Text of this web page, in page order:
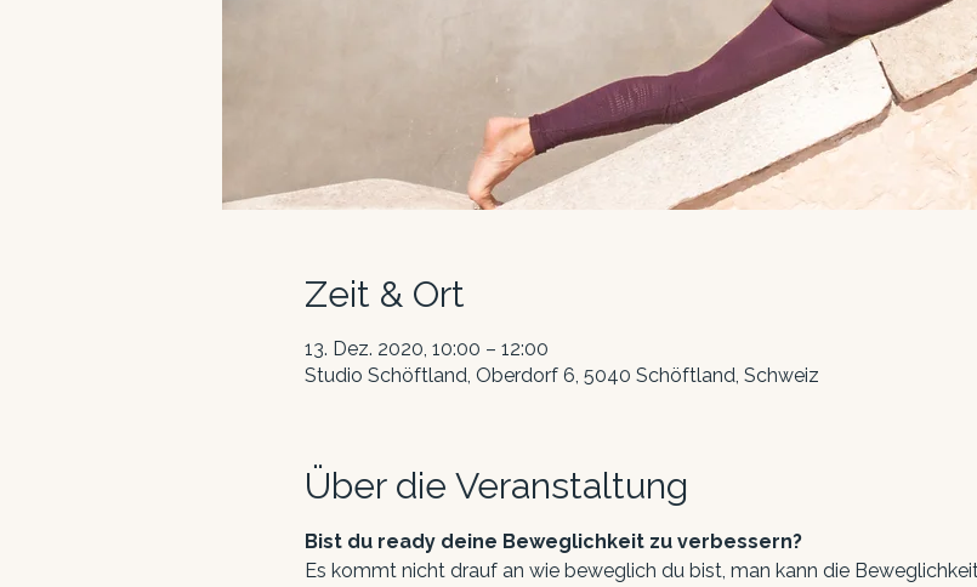
Zeit & Ort
13. Dez. 2020, 10:00 – 12:00
Studio Schöftland, Oberdorf 6, 5040 Schöftland, Schweiz
Über die Veranstaltung
Bist du ready deine Beweglichkeit zu verbessern?
Es kommt nicht drauf an wie beweglich du bist, man kann die